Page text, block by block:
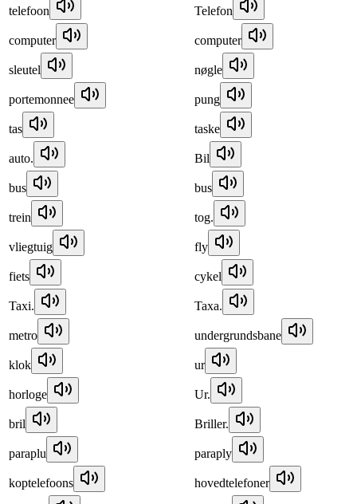
telefoon Telefon
computer computer
sleutel nøgle
portemonnee pung
tas taske
auto. Bil
bus bus
trein tog.
vliegtuig fly
fiets cykel
Taxi. Taxa.
metro undergrundsbane
klok ur
horloge Ur.
bril Briller.
paraplu paraply
koptelefoons hovedtelefoner